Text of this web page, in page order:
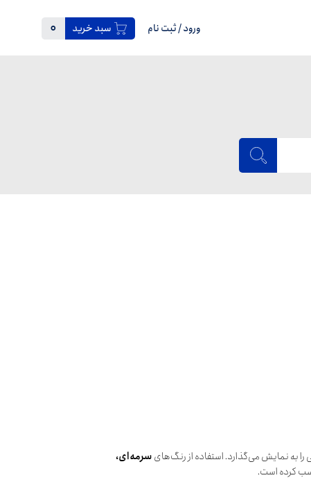
سبد خرید 0 ورود/ثبت نام
را به نمایش می‌گذارد. استفاده از رنگ‌هایسرمه‌ای،
کرده است.